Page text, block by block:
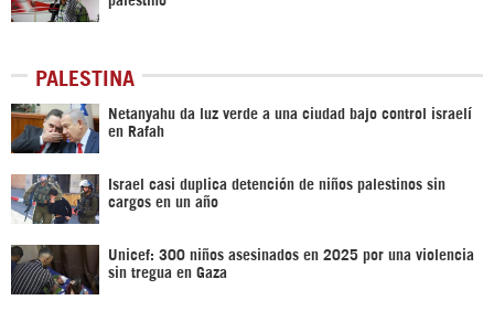
PALESTINA
Netanyahu da luz verde a una ciudad bajo control israelí
en Rafah
Israel casi duplica detención de niños palestinos sin
cargos en un año
Unicef: 300 niños asesinados en 2025 por una violencia
sin tregua en Gaza